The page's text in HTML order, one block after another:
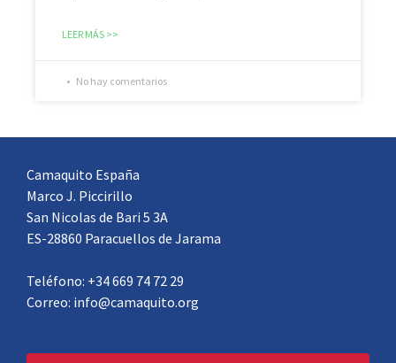
LEER MÁS >>
No hay comentarios
Camaquito España
Marco J. Piccirillo
San Nicolas de Bari 5 3A
ES-28860 Paracuellos de Jarama
Teléfono: +34 669 74 72 29
Correo: info@camaquito.org